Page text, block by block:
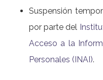
Suspensión
por parte del
Acceso a la
Personales (INAI).